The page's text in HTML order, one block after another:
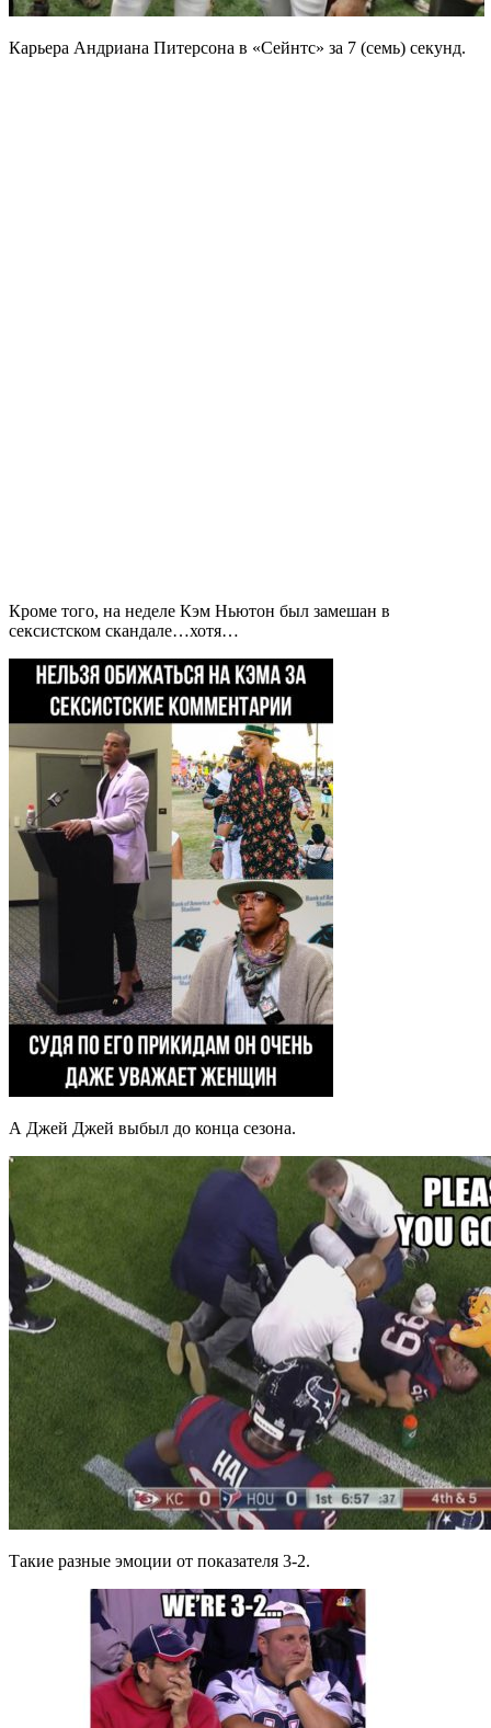
Карьера Андриана Питерсона в «Сейнтс» за 7 (семь) секунд.
Кроме того, на неделе Кэм Ньютон был замешан в
сексистском скандале…хотя…
А Джей Джей выбыл до конца сезона.
Такие разные эмоции от показателя 3-2.